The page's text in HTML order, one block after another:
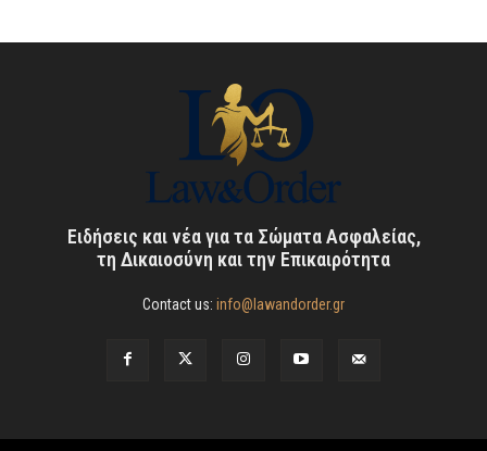
Ειδήσεις και νέα για τα Σώματα Ασφαλείας,
τη Δικαιοσύνη και την Επικαιρότητα
Contact us: info@lawandorder.gr